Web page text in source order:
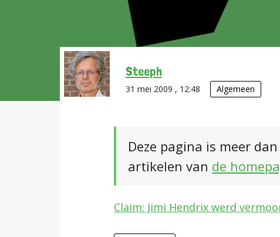
Steeph
31 mei 2009 , 12:48 Algemeen
Deze pagina is meer
artikelen van de
Claim: Jimi Hendrix werd